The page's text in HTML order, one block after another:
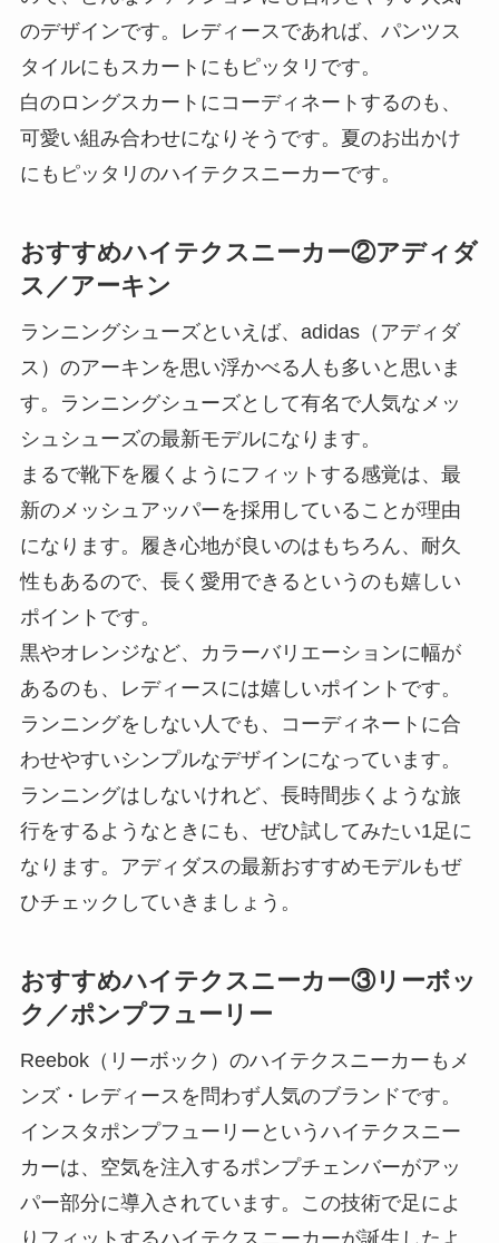
のデザインです。レディースであれば、パンツス
タイルにもスカートにもピッタリです。
白のロングスカートにコーディネートするのも、
可愛い組み合わせになりそうです。夏のお出かけ
にもピッタリのハイテクスニーカーです。
おすすめハイテクスニーカー②アディダ
ス／アーキン
ランニングシューズといえば、adidas（アディダ
ス）のアーキンを思い浮かべる人も多いと思いま
す。ランニングシューズとして有名で人気なメッ
シュシューズの最新モデルになります。
まるで靴下を履くようにフィットする感覚は、最
新のメッシュアッパーを採用していることが理由
になります。履き心地が良いのはもちろん、耐久
性もあるので、長く愛用できるというのも嬉しい
ポイントです。
黒やオレンジなど、カラーバリエーションに幅が
あるのも、レディースには嬉しいポイントです。
ランニングをしない人でも、コーディネートに合
わせやすいシンプルなデザインになっています。
ランニングはしないけれど、長時間歩くような旅
行をするようなときにも、ぜひ試してみたい1足に
なります。アディダスの最新おすすめモデルもぜ
ひチェックしていきましょう。
おすすめハイテクスニーカー③リーボッ
ク／ポンプフューリー
Reebok（リーボック）のハイテクスニーカーもメ
ンズ・レディースを問わず人気のブランドです。
インスタポンプフューリーというハイテクスニー
カーは、空気を注入するポンプチェンバーがアッ
パー部分に導入されています。この技術で足によ
りフィットするハイテクスニーカーが誕生したよ